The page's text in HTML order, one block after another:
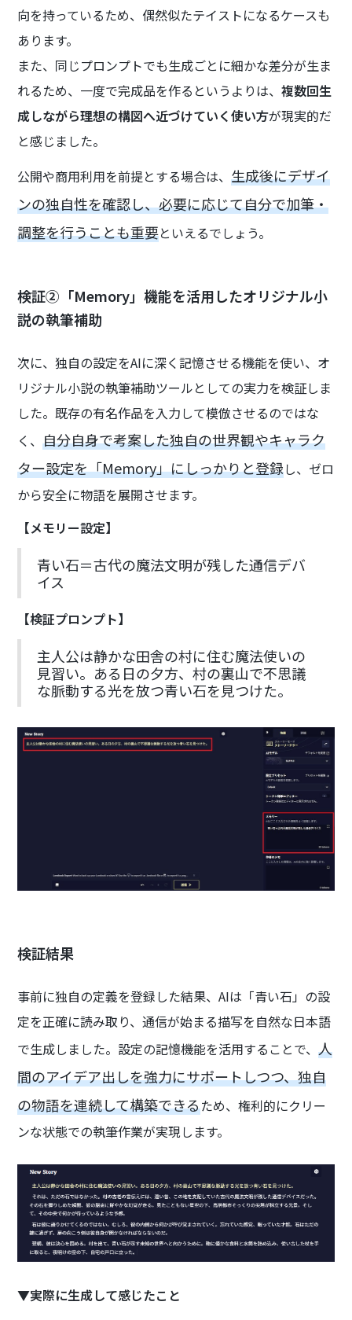
向を持っているため、偶然似たテイストになるケースも
あります。
また、同じプロンプトでも生成ごとに細かな差分が生ま
れるため、一度で完成品を作るというよりは、複数回生
成しながら理想の構図へ近づけていく使い方が現実的だ
と感じました。
公開や商用利用を前提とする場合は、生成後にデザイ
ンの独自性を確認し、必要に応じて自分で加筆・
調整を行うことも重要といえるでしょう。
検証②「Memory」機能を活用したオリジナル小
説の執筆補助
次に、独自の設定をAIに深く記憶させる機能を使い、オ
リジナル小説の執筆補助ツールとしての実力を検証しま
した。既存の有名作品を入力して模倣させるのではな
く、自分自身で考案した独自の世界観やキャラク
ター設定を「Memory」にしっかりと登録し、ゼロ
から安全に物語を展開させます。
【メモリー設定】
青い石＝古代の魔法文明が残した通信デバ
イス
【検証プロンプト】
主人公は静かな田舎の村に住む魔法使いの
見習い。ある日の夕方、村の裏山で不思議
な脈動する光を放つ青い石を見つけた。
検証結果
事前に独自の定義を登録した結果、AIは「青い石」の設
定を正確に読み取り、通信が始まる描写を自然な日本語
で生成しました。設定の記憶機能を活用することで、人
間のアイデア出しを強力にサポートしつつ、独自
の物語を連続して構築できるため、権利的にクリー
ンな状態での執筆作業が実現します。
▼実際に生成して感じたこと